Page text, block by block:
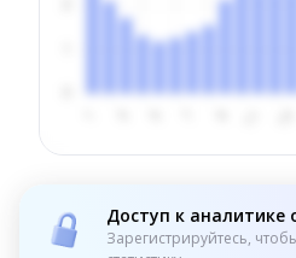
Доступ к аналитике
Зарегистрируйтесь,